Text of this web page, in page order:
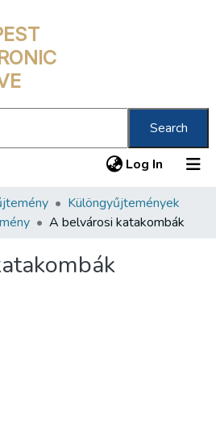
Search
Log In (current)
Különgyűjtemények
A belvárosi katakombák